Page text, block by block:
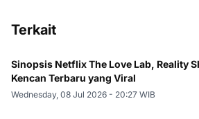
Terkait
Sinopsis Netflix The Love Lab, Reality
Kencan Terbaru yang Viral
Wednesday, 08 Jul 2026 - 20:27 WIB